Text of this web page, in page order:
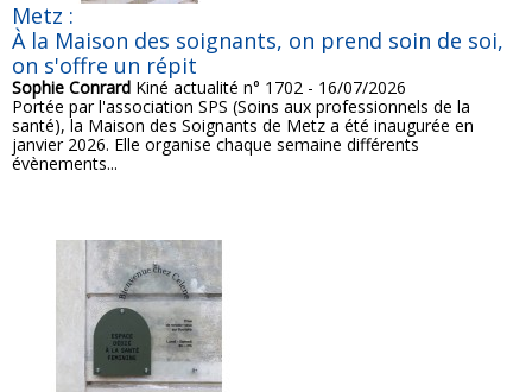
Metz :
À la Maison des soignants, on prend soin de soi,
on s'offre un répit
Sophie Conrard Kiné actualité n° 1702 - 16/07/2026
Portée par l'association SPS (Soins aux professionnels de la
santé), la Maison des Soignants de Metz a été inaugurée en
janvier 2026. Elle organise chaque semaine différents
évènements...